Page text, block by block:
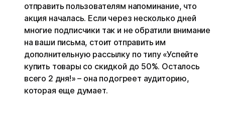
отправить пользователям напоминание, что
акция началась. Если через несколько дней
многие подписчики так и не обратили внимание
на ваши письма, стоит отправить им
дополнительную рассылку по типу «Успейте
купить товары со скидкой до 50%. Осталось
всего 2 дня!» – она подогреет аудиторию,
которая еще думает.